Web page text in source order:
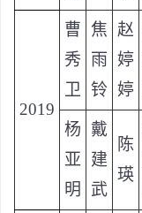
2019
曹
秀
卫
焦
雨
铃
赵
婷
婷
杨
亚
明
戴
建
武
陈
瑛